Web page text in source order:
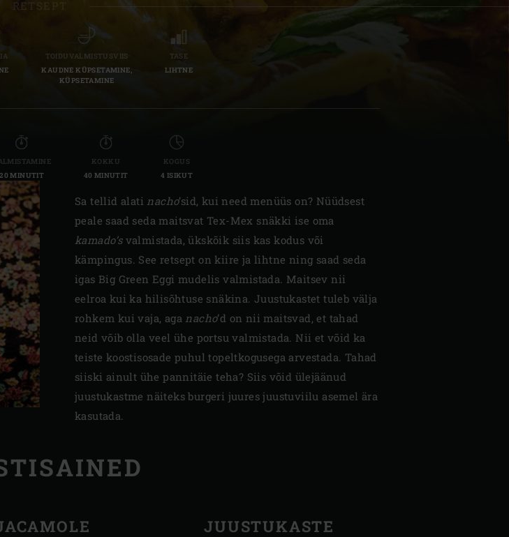
Slovenia | Slovenija
Spain | España
Sweden | Sverige
Switzerland (French) | Schweiz (Français)
Switzerland | Schweiz
RETSEPT
TOIDUVALMISTUSVIIS
KAUDNE KÜPSETAMINE,
KÜPSETAMINE
TASE
LIHTNE
20 MINUTIT
KOKKU
40 MINUTIT
KOGUS
4 ISIKUT
Sa tellid alati nacho’sid, kui need menüüs on? Nüüdsest
peale saad seda maitsvat Tex-Mex snäkki ise oma
kamado’svalmistada, ükskõik siis kas kodus või
kämpingus. See retsept on kiire ja lihtne ning saad seda
igas Big Green Eggi mudelis valmistada. Maitsev nii
eelroa kui ka hilisõhtuse snäkina. Juustukastet tuleb välja
rohkem kui vaja, aga nacho’d on nii maitsvad, et tahad
neid võib olla veel ühe portsu valmistada. Nii et võid ka
teiste koostisosade puhul topeltkogusega arvestada. Tahad
siiski ainult ühe pannitäie teha? Siis võid ülejäänud
juustukastme näiteks burgeri juures juustuviilu asemel ära
kasutada.
JUUSTUKASTE